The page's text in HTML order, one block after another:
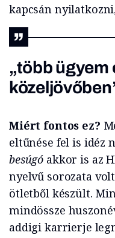
kapcsán
„több ügyem
Miért fontos ez?
eltűnése fel is idéz
besúgó akkor is az
nyelvű sorozata
ötletből készült.
mindössze
addigi karrierje